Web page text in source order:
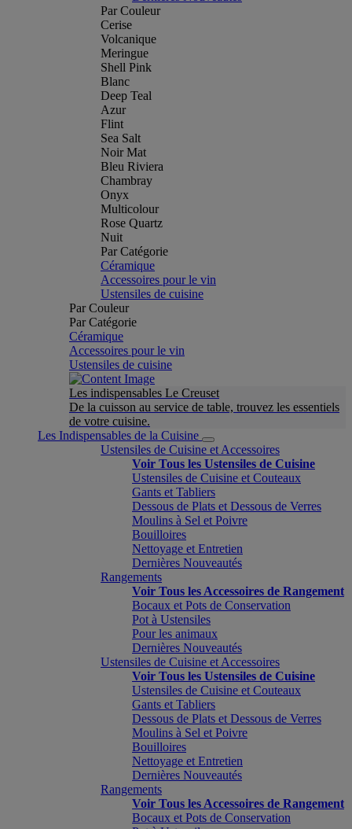
Par Couleur
Cerise
Volcanique
Meringue
Shell Pink
Blanc
Deep Teal
Azur
Flint
Sea Salt
Noir Mat
Bleu Riviera
Chambray
Onyx
Multicolour
Rose Quartz
Nuit
Par Catégorie
Céramique
Accessoires pour le vin
Ustensiles de cuisine
Par Couleur
Par Catégorie
Céramique
Accessoires pour le vin
Ustensiles de cuisine
Les indispensables Le Creuset
De la cuisson au service de table, trouvez les essentiels
de votre cuisine.
Les Indispensables de la Cuisine
Ustensiles de Cuisine et Accessoires
Voir Tous les Ustensiles de Cuisine
Ustensiles de Cuisine et Couteaux
Gants et Tabliers
Dessous de Plats et Dessous de Verres
Moulins à Sel et Poivre
Bouilloires
Nettoyage et Entretien
Dernières Nouveautés
Rangements
Voir Tous les Accessoires de Rangement
Bocaux et Pots de Conservation
Pot à Ustensiles
Pour les animaux
Dernières Nouveautés
Ustensiles de Cuisine et Accessoires
Voir Tous les Ustensiles de Cuisine
Ustensiles de Cuisine et Couteaux
Gants et Tabliers
Dessous de Plats et Dessous de Verres
Moulins à Sel et Poivre
Bouilloires
Nettoyage et Entretien
Dernières Nouveautés
Rangements
Voir Tous les Accessoires de Rangement
Bocaux et Pots de Conservation